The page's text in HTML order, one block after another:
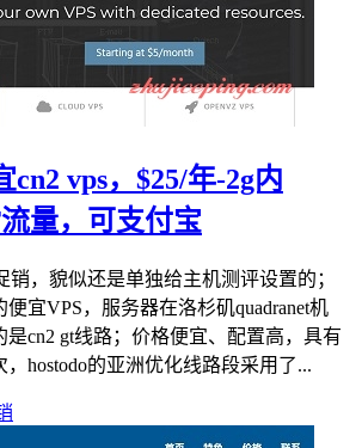
cn2 vps，$25/年-2g内
量，可支付宝
销，貌似还是单独给主机测评设置的；
宜VPS，服务器在洛杉矶quadranet机
cn2 gt线路；价格便宜、配置高，具有
hostodo的亚洲优化线路段采用了...